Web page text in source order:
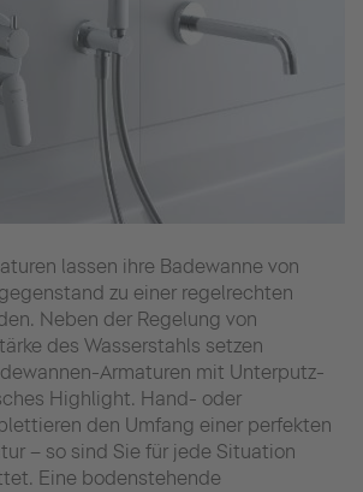
lassen ihre Badewanne von
zu einer regelrechten
Neben der Regelung von
des Wasserstahls setzen
Armaturen mit Unterputz-
Highlight. Hand- oder
den Umfang einer perfekten
– so sind Sie für jede Situation
Eine bodenstehende